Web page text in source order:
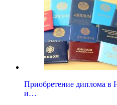
Приобретение диплома в
и…